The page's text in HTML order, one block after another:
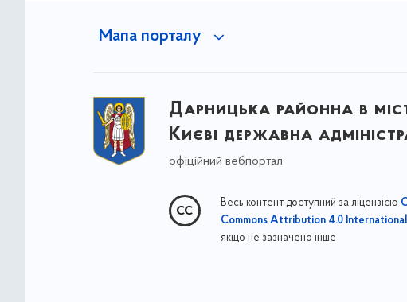
Мапа порталу
Дарницька районна в
Києві державна
офіційний вебпортал
Весь контент доступний за ліцензією
Commons Attribution 4.0
якщо не зазначено інше